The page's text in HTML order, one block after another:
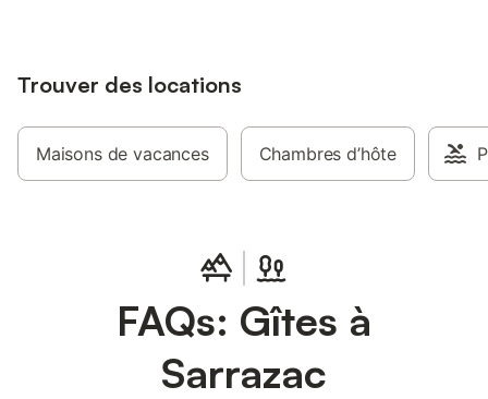
Trouver des locations
Maisons de vacances Chambres d’hôte
FAQs: Gîtes à
Sarrazac